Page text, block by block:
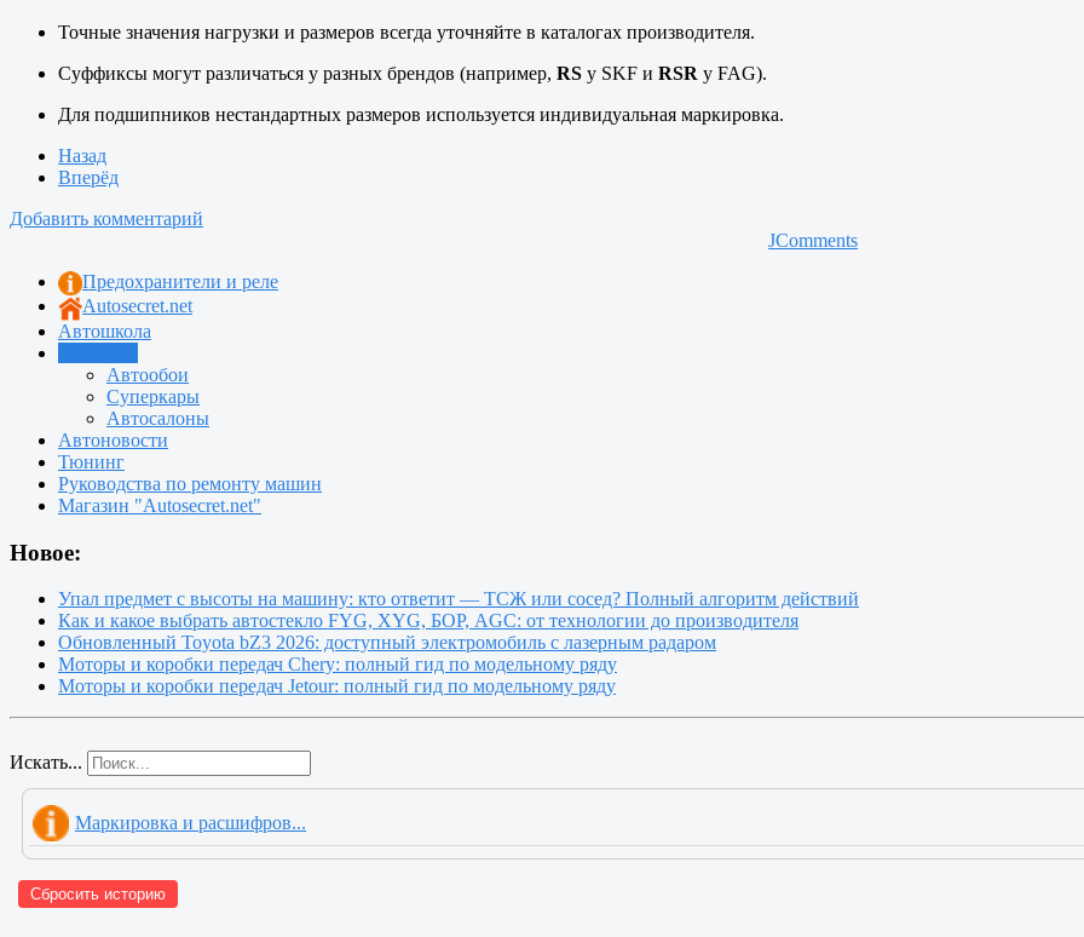
Точные значения нагрузки и размеров всегда уточняйте в каталогах производителя.
Суффиксы могут различаться у разных брендов (например, RS у SKF и RSR у FAG).
Для подшипников нестандартных размеров используется индивидуальная маркировка.
Назад
Вперёд
Добавить комментарий
JComments
Предохранители и реле
Autosecret.net
Автошкола
Автообои
Суперкары
Автосалоны
Автоновости
Тюнинг
Руководства по ремонту машин
Магазин "Autosecret.net"
Новое:
Упал предмет с высоты на машину: кто ответит — ТСЖ или сосед? Полный алгоритм действий
Как и какое выбрать автостекло FYG, XYG, БОР, AGC: от технологии до производителя
Обновленный Toyota bZ3 2026: доступный электромобиль с лазерным радаром
Моторы и коробки передач Chery: полный гид по модельному ряду
Моторы и коробки передач Jetour: полный гид по модельному ряду
Искать...
Маркировка и расшифров...
Сбросить историю